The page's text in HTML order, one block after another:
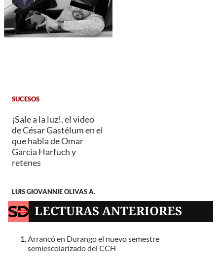
SUCESOS
¡Sale a la luz!, el video
de César Gastélum en el
que habla de Omar
García Harfuch y
retenes
LUIS GIOVANNIE OLIVAS A.
LECTURAS ANTERIORES
Arrancó en Durango el nuevo semestre
semiescolarizado del CCH